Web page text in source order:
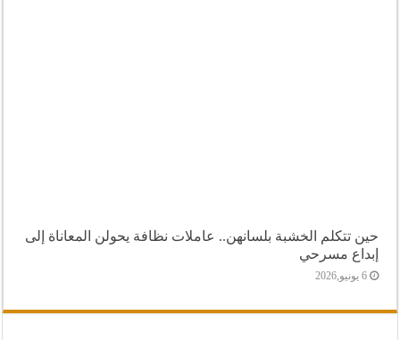
حين تتكلم الخشبة بلسانهن.. عاملات نظافة يحولن المعاناة إلى
إبداع مسرحي
6 يونيو,2026